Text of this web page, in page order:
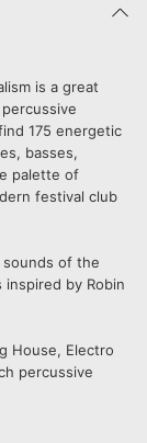
is a great
175 energetic
basses,
palette of
festival club
sounds of the
by Robin
House, Electro
percussive